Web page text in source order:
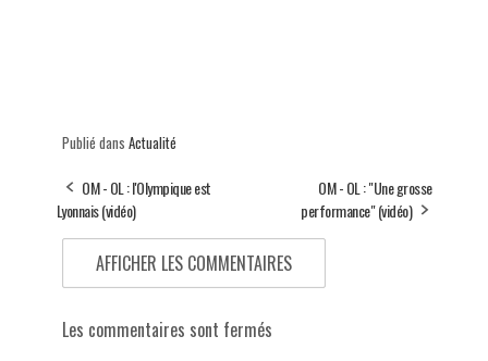
Publié dans Actualité
OM - OL : l'Olympique est
Lyonnais (vidéo)
OM - OL : "Une grosse
performance" (vidéo)
AFFICHER LES COMMENTAIRES
Les commentaires sont fermés